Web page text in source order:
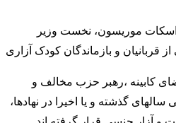
موریسون، نخست وزیر
قربانیان و بازماندگان کودک آزاری
کابینه ،رهبر حزب مخالف و
گذشته و یا اخیرا در نهادها،